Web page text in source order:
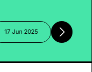
und
stehen,
17 Jun 2025